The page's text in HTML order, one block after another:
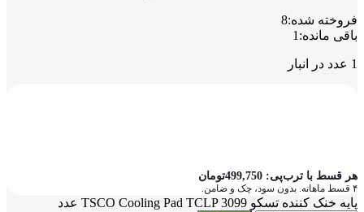
فروخته شده:8
باقی مانده: 1
1 عدد در انبار
هر قسط با ترب‌پی: 499,750تومان
۴ قسط ماهانه. بدون سود، چک و ضامن.
پایه خنک کننده تسکو TSCO Cooling Pad TCLP 3099 عدد